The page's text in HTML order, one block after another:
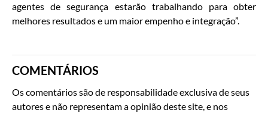
agentes de segurança estarão trabalhando para obter
melhores resultados e um maior empenho e integração”.
COMENTÁRIOS
Os comentários são de responsabilidade exclusiva de seus
autores e não representam a opinião deste site, e nos